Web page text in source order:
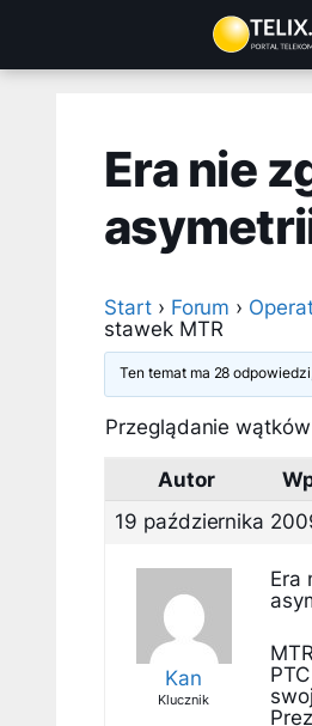
treści
Era nie
Start › Forum ›
stawek MTR
Ten temat ma 28
Przeglądanie
Autor
19 października
Kan
Klucznik
Era
MTR
PTC